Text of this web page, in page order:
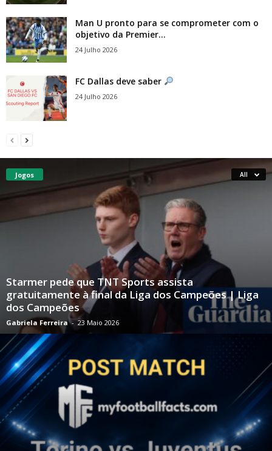
Man U pronto para se comprometer com o
objetivo da Premier...
24 Julho 2026
FC Dallas deve saber
24 Julho 2026
Jogos All
Starmer pede que TNT Sports assista
gratuitamente à final da Liga dos Campeões | Liga
dos Campeões
Gabriela Ferreira - 23 Maio 2026